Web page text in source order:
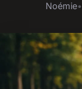
Noémie•